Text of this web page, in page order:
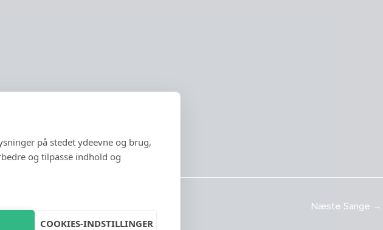
Næste Sange →
på stedet ydeevne og brug,
og tilpasse indhold og
COOKIES-INDSTILLINGER